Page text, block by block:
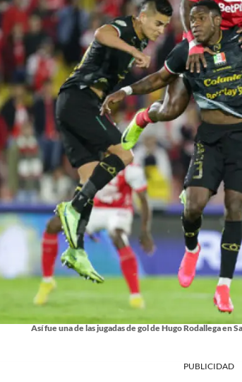
Así fue una de las jugadas de gol de Hugo Rodallega en
PUBLICIDAD